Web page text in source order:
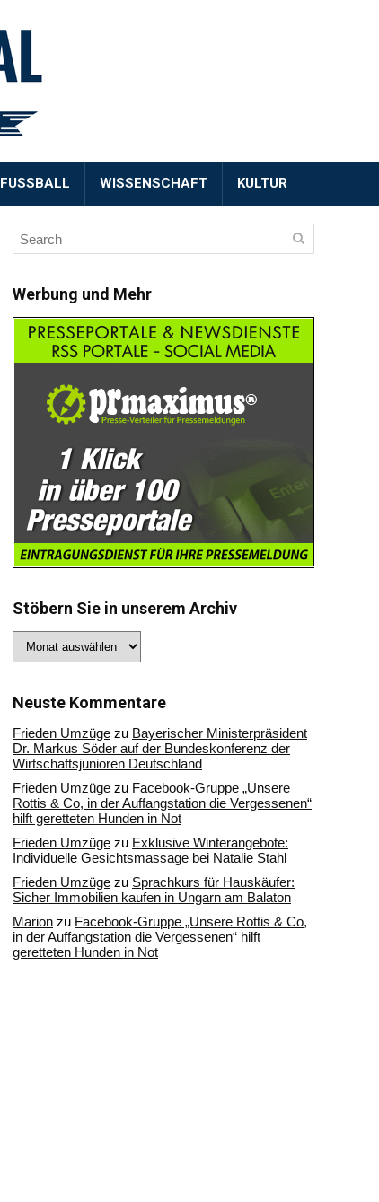
FUSSBALL WISSENSCHAFT KULTUR
Werbung und Mehr
Stöbern Sie in unserem Archiv
Sie
Archiv
Neuste Kommentare
Frieden Umzüge zu Bayerischer Ministerpräsident
Dr. Markus Söder auf der Bundeskonferenz der
Wirtschaftsjunioren Deutschland
Frieden Umzüge zu Facebook-Gruppe „Unsere
Rottis & Co, in der Auffangstation die Vergessenen“
hilft geretteten Hunden in Not
Frieden Umzüge zu Exklusive Winterangebote:
Individuelle Gesichtsmassage bei Natalie Stahl
Frieden Umzüge zu Sprachkurs für Hauskäufer:
Sicher Immobilien kaufen in Ungarn am Balaton
Marion zu Facebook-Gruppe „Unsere Rottis & Co,
in der Auffangstation die Vergessenen“ hilft
geretteten Hunden in Not